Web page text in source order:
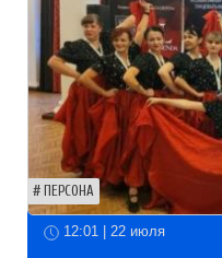
ПЕРСОНА
12:01 | 22 июля